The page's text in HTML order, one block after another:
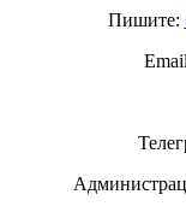
Пишите: